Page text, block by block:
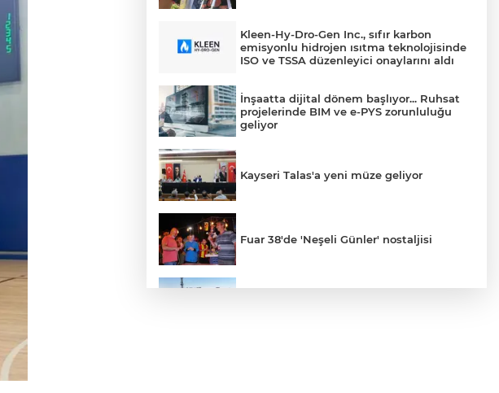
Kleen-Hy-Dro-Gen Inc., sıfır karbon
emisyonlu hidrojen ısıtma teknolojisinde
ISO ve TSSA düzenleyici onaylarını aldı
İnşaatta dijital dönem başlıyor... Ruhsat
projelerinde BIM ve e-PYS zorunluluğu
geliyor
Kayseri Talas'a yeni müze geliyor
Fuar 38'de 'Neşeli Günler' nostaljisi